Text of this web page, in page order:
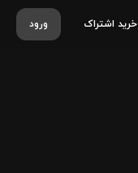
ورود خرید اشتراک